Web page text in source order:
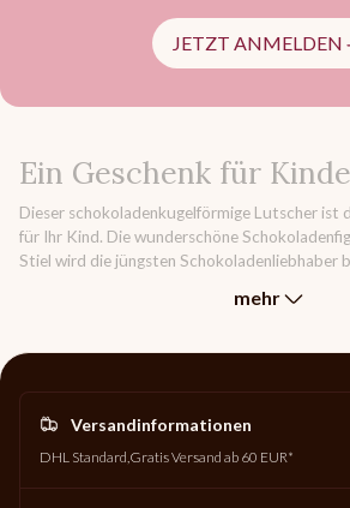
JETZT ANMELDEN
Ein Geschenk für
Dieser schokoladenkugelförmige Lutscher ist
für Ihr Kind. Die wunderschöne
Stiel wird die jüngsten Schokoladenliebhaber
mehr
Versandinformationen
DHL Standard Gratis Versand ab 60 EUR*